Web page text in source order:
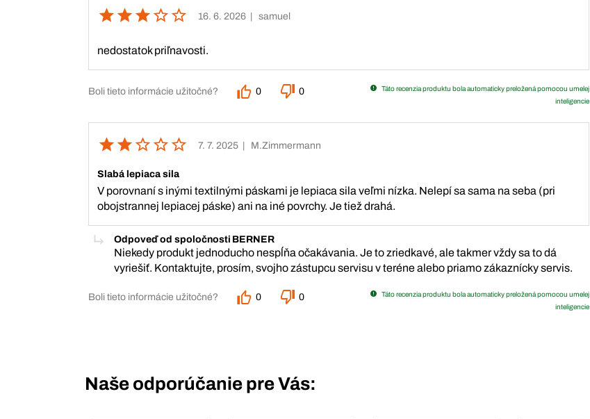
16. 6. 2026 | samuel
nedostatok priľnavosti.
Boli tieto informácie užitočné? 0 0
Táto recenzia produktu bola automaticky preložená pomocou umelej
inteligencie
7. 7. 2025 | M.Zimmermann
Slabá lepiaca sila
V porovnaní s inými textilnými páskami je lepiaca sila veľmi nízka. Nelepí sa sama na seba (pri
obojstrannej lepiacej páske) ani na iné povrchy. Je tiež drahá.
Odpoveď od spoločnosti BERNER
Niekedy produkt jednoducho nespĺňa očakávania. Je to zriedkavé, ale takmer vždy sa to dá
vyriešiť. Kontaktujte, prosím, svojho zástupcu servisu v teréne alebo priamo zákaznícky servis.
Boli tieto informácie užitočné? 0 0
Táto recenzia produktu bola automaticky preložená pomocou umelej
inteligencie
Naše odporúčanie pre Vás: